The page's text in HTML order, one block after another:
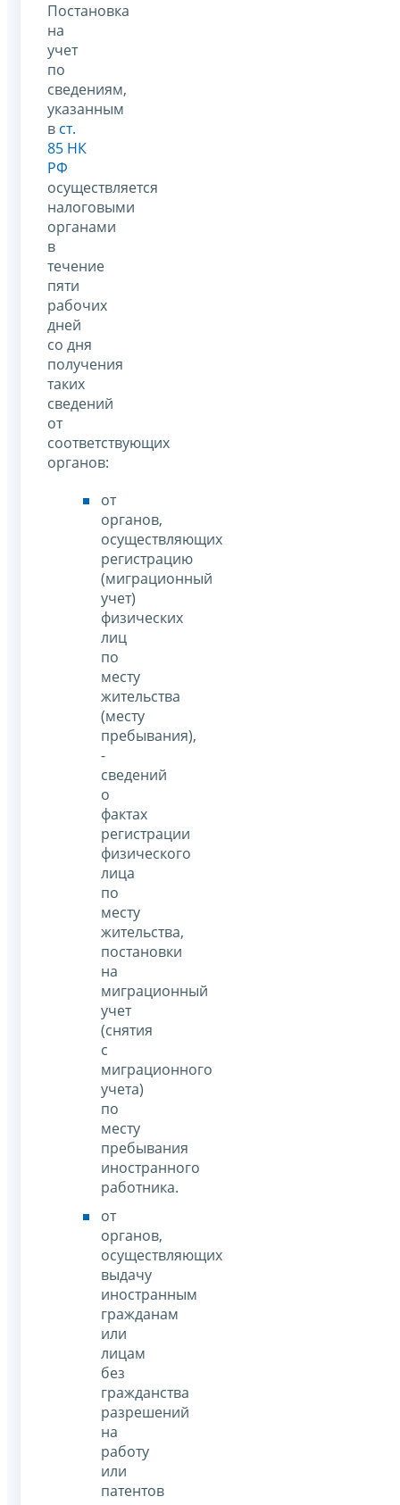
Постановка
на
учет
по
сведениям,
указанным
в ст.
85 НК
РФ
осуществляется
налоговыми
органами
в
течение
пяти
рабочих
дней
со дня
получения
таких
сведений
от
соответствующих
органов:
от
органов,
осуществляющих
регистрацию
(миграционный
учет)
физических
лиц
по
месту
жительства
(месту
пребывания),
-
сведений
о
фактах
регистрации
физического
лица
по
месту
жительства,
постановки
на
миграционный
учет
(снятия
с
миграционного
учета)
по
месту
пребывания
иностранного
работника.
от
органов,
осуществляющих
выдачу
иностранным
гражданам
или
лицам
без
гражданства
разрешений
на
работу
или
патентов